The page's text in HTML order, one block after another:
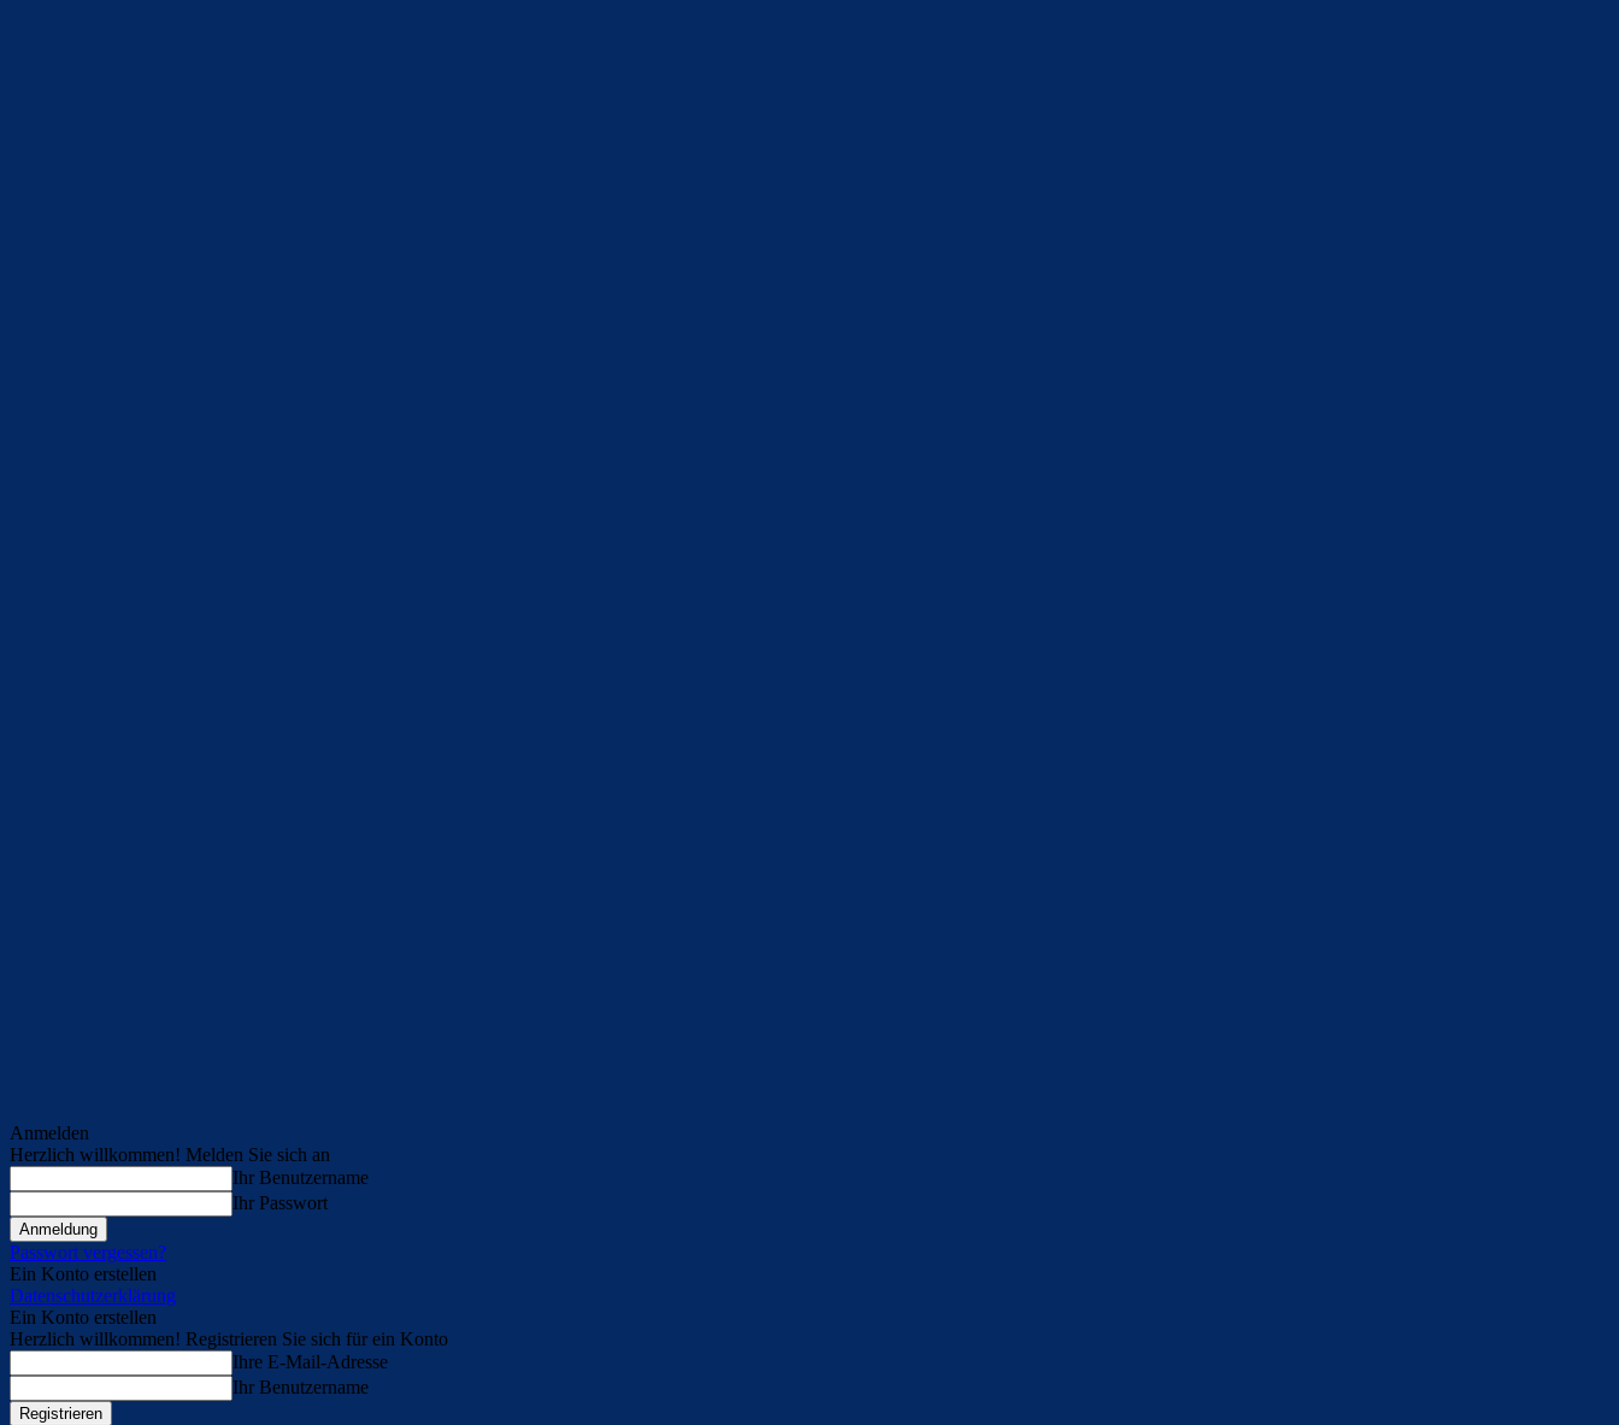
Anmelden
Herzlich willkommen! Melden Sie sich an
Ihr Benutzername
Ihr Passwort
Passwort vergessen?
Ein Konto erstellen
Datenschutzerklärung
Ein Konto erstellen
Herzlich willkommen! Registrieren Sie sich für ein Konto
Ihre E-Mail-Adresse
Ihr Benutzername